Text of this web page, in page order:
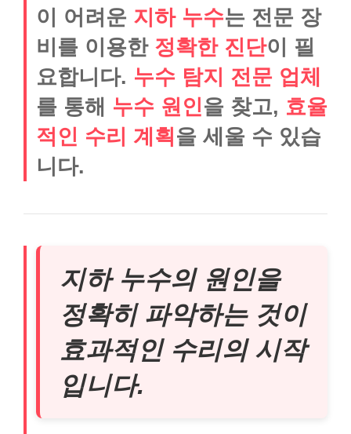
이 어려운 지하 누수는 전문 장
비를 이용한 정확한 진단이 필
요합니다. 누수 탐지 전문 업체
를 통해 누수 원인을 찾고, 효율
적인 수리 계획을 세울 수 있습
니다.
지하 누수의 원인을
정확히 파악하는 것이
효과적인 수리의 시작
입니다.